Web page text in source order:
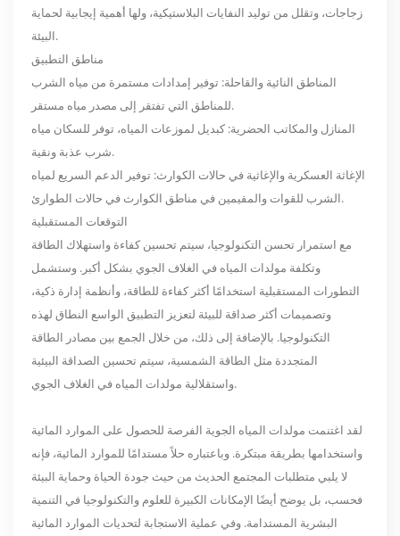
زجاجات، وتقلل من توليد النفايات البلاستيكية، ولها أهمية إيجابية لحماية
البيئة.
مناطق التطبيق
المناطق النائية والقاحلة: توفير إمدادات مستمرة من مياه الشرب
للمناطق التي تفتقر إلى مصدر مياه مستقر.
المنازل والمكاتب الحضرية: كبديل لموزعات المياه، توفر للسكان مياه
شرب عذبة ونقية.
الإغاثة العسكرية والإغاثية في حالات الكوارث: توفير الدعم السريع لمياه
الشرب للقوات والمقيمين في مناطق الكوارث في حالات الطوارئ.
التوقعات المستقبلية
مع استمرار تحسن التكنولوجيا، سيتم تحسين كفاءة واستهلاك الطاقة
وتكلفة مولدات المياه في الغلاف الجوي بشكل أكبر. وستشمل
التطورات المستقبلية استخدامًا أكثر كفاءة للطاقة، وأنظمة إدارة ذكية،
وتصميمات أكثر صداقة للبيئة لتعزيز التطبيق الواسع النطاق لهذه
التكنولوجيا. بالإضافة إلى ذلك، من خلال الجمع بين مصادر الطاقة
المتجددة مثل الطاقة الشمسية، سيتم تحسين الصداقة البيئية
واستقلالية مولدات المياه في الغلاف الجوي.
لقد اغتنمت مولدات المياه الجوية الفرصة للحصول على الموارد المائية
واستخدامها بطريقة مبتكرة. وباعتباره حلاً مستدامًا للموارد المائية، فإنه
لا يلبي متطلبات المجتمع الحديث من حيث جودة الحياة وحماية البيئة
فحسب، بل يوضح أيضًا الإمكانات الكبيرة للعلوم والتكنولوجيا في التنمية
البشرية المستدامة. وفي عملية الاستجابة لتحديات الموارد المائية